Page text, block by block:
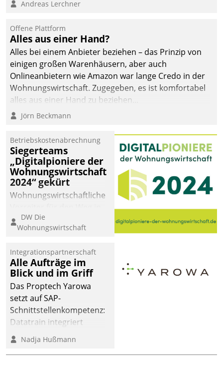
Andreas Lerchner
Offene Plattform
Alles aus einer Hand?
Alles bei einem Anbieter beziehen – das Prinzip von
einigen großen Warenhäusern, aber auch
Onlineanbietern wie Amazon war lange Credo in der
Wohnungswirtschaft. Zugegeben, es ist komfortabel
alles aus einer Hand zu beziehen...
Jörn Beckmann
Betriebskostenabrechnung
Siegerteams
„Digitalpioniere der
Wohnungswirtschaft
2024“ gekürt
Wohnungswirtschaftliche
eine digitale Zukunft zu
finden, ist das Ziel des
der
Wohnungswirtschaft“.
Bewerben können sich
dafür ein Team
bestehend aus
Wohnungsunternehmen
und PropTech.
DW Die
Wohnungswirtschaft
Integrationspartnerschaft
Alle Aufträge im
Blick und im Griff
Das Proptech Yarowa
setzt auf SAP-
Schnittstellenkompetenz:
Datatrain integriert
Yarowas Portal zur
Vergabe und Verwaltung
von Aufträgen der
Nadja Hußmann